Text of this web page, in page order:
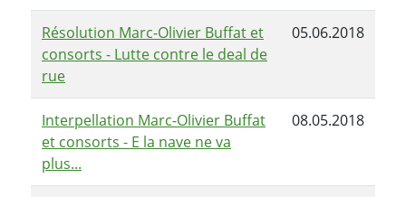
Résolution Marc-Olivier Buffat et
consorts - Lutte contre le deal de
rue
05.06.2018
Interpellation Marc-Olivier Buffat
et consorts - E la nave ne va
plus...
08.05.2018